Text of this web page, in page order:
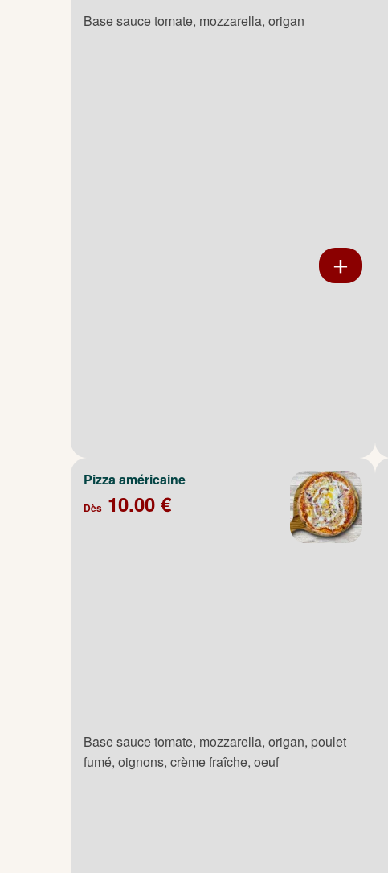
Base sauce tomate, mozzarella, origan
Pizza américaine
Dès 10.00 €
Base sauce tomate, mozzarella, origan, poulet
fumé, oignons, crème fraîche, oeuf